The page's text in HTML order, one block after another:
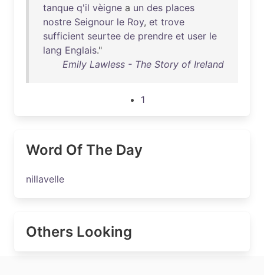
tanque q'il vèigne a un des places
nostre Seignour le Roy, et trove
sufficient seurtee de prendre et user le
lang Englais."
Emily Lawless - The Story of Ireland
1
Word Of The Day
nillavelle
Others Looking